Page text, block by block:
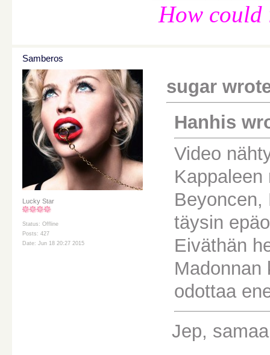
How could
Samberos
Lucky Star
Status: Offline
Posts: 427
Date: Jun 18 20:27 2015
sugar
Hanhis
Video
Beyoncen,
täysin
Eiväthän
Madonnan
odottaa
Jep,